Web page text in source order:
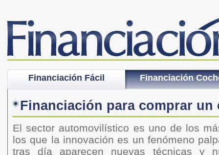
Financiación Fácil Financiación
Financiación para comprar un
El sector automovilístico es uno de los
los que la innovación es un fenómeno
tras día aparecen nuevas técnicas y